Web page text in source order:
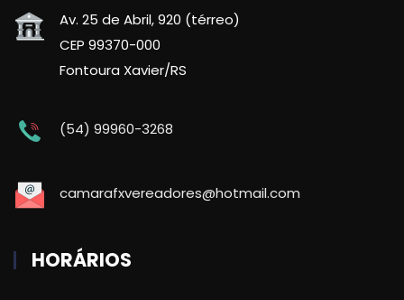
Av. 25 de Abril, 920 (térreo)
CEP 99370-000
Fontoura Xavier/RS
(54) 99960-3268
camarafxvereadores@hotmail.com
HORÁRIOS